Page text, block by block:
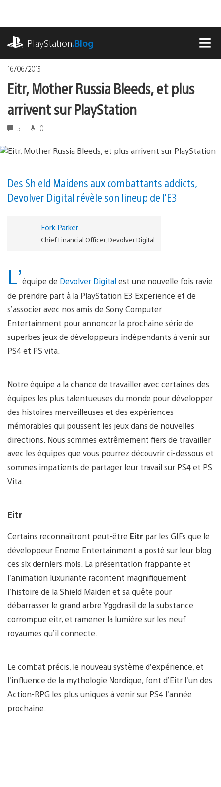
contenu
PlayStation.Blog
16/06/2015
Eitr, Mother Russia Bleeds, et plus
arrivent sur PlayStation
5 0
Des Shield Maidens aux combattants addicts,
Devolver Digital révèle son lineup de l'E3
Fork Parker
Chief Financial Officer, Devolver Digital
L’équipe de Devolver Digitalest une nouvelle fois ravie
de prendre part à la PlayStation E3 Experience et de
s’associer avec nos amis de Sony Computer
Entertainment pour annoncer la prochaine série de
superbes jeux de développeurs indépendants à venir sur
PS4 et PS vita.
Notre équipe a la chance de travailler avec certaines des
équipes les plus talentueuses du monde pour développer
des histoires merveilleuses et des expériences
mémorables qui poussent les jeux dans de nouvelles
directions. Nous sommes extrêmement fiers de travailler
avec les équipes que vous pourrez découvrir ci-dessous et
sommes impatients de partager leur travail sur PS4 et PS
Vita.
Eitr
Certains reconnaîtront peut-être Eitr par les GIFs que le
développeur Eneme Entertainment a posté sur leur blog
ces six derniers mois. La présentation frappante et
l’animation luxuriante racontent magnifiquement
l’histoire de la Shield Maiden et sa quête pour
débarrasser le grand arbre Yggdrasil de la substance
corrompue eitr, et ramener la lumière sur les neuf
royaumes qu’il connecte.
Le combat précis, le nouveau système d’expérience, et
l’influence de la mythologie Nordique, font d’Eitr l’un des
Action-RPG les plus uniques à venir sur PS4 l’année
prochaine.